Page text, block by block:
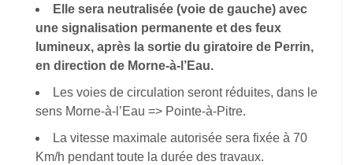
Elle sera neutralisée (voie de gauche) avec
une signalisation permanente et des feux
lumineux, après la sortie du giratoire de Perrin,
en direction de Morne-à-l’Eau.
Les voies de circulation seront réduites, dans le
sens Morne-à-l’Eau => Pointe-à-Pitre.
La vitesse maximale autorisée sera fixée à 70
Km/h pendant toute la durée des travaux.